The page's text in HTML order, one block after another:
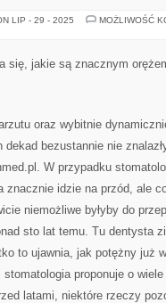
LIP - 29 - 2025
MOŻLIWOŚĆ
się, jakie są znacznym
oraz wybitnie
dekad bezustannie nie
W przypadku
znacznie idzie na przód, ale
niemożliwe byłyby do
sto lat temu. Tu dentysta
to ujawnia, jak potężny już
proponuje o wiele
latami, niektóre rzeczy